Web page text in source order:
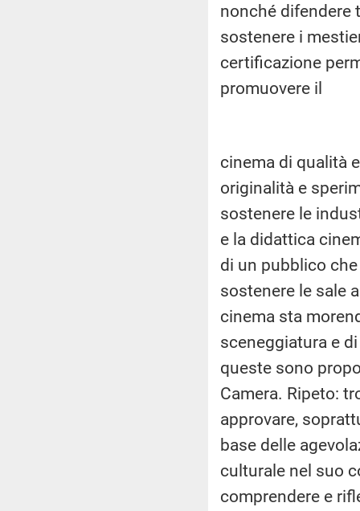
nonché difendere
sostenere i
certificazione
promuovere il
cinema di qualità
originalità e
sostenere le
e la didattica
di un pubblico
sostenere le sale
cinema sta
sceneggiatura e
queste sono
Camera. Ripeto:
approvare,
base delle
culturale nel suo
comprendere e